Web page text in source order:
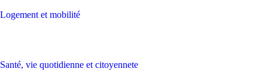
Logement et mobilité
Santé, vie quotidienne et citoyennete